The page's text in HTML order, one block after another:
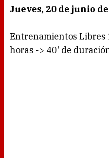
Jueves, 20 de junio
Entrenamientos Libres
horas -> 40' de